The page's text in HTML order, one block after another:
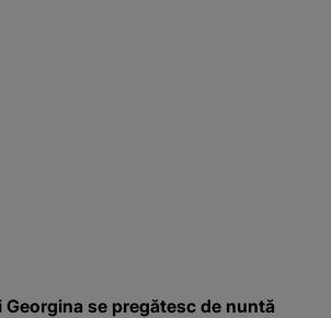
Georgina se pregătesc de nuntă